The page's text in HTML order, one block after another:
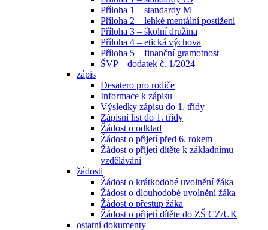
Příloha 1 – standardy M
Příloha 2 – lehké mentální postižení
Příloha 3 – školní družina
Příloha 4 – etická výchova
Příloha 5 – finanční gramotnost
ŠVP – dodatek č. 1/2024
zápis
Desatero pro rodiče
Informace k zápisu
Výsledky zápisu do 1. třídy
Zápisní list do 1. třídy
Žádost o odklad
Žádost o přijetí před 6. rokem
Žádost o přijetí dítěte k základnímu
vzdělávání
žádosti
Žádost o krátkodobé uvolnění žáka
Žádost o dlouhodobé uvolnění žáka
Žádost o přestup žáka
Žádost o přijetí dítěte do ZŠ CZ/UK
ostatní dokumenty